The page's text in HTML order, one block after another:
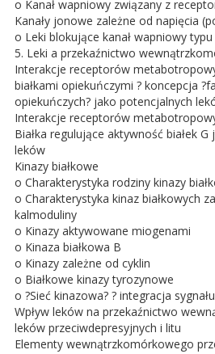
o Kanał wapniowy związany z
Kanały jonowe zależne od napięcia
o Leki blokujące kanał wapniowy typu
5. Leki a przekaźnictwo
Interakcje receptorów
białkami opiekuńczymi ? koncepcja
opiekuńczych? jako potencjalnych
Interakcje receptorów
Białka regulujące aktywność białek
leków
Kinazy białkowe
o Charakterystyka rodziny kinazy
o Charakterystyka kinaz białkowych
kalmoduliny
o Kinazy aktywowane miogenami
o Kinaza białkowa B
o Kinazy zależne od cyklin
o Białkowe kinazy tyrozynowe
o ?Sieć kinazowa? ? integracja
Wpływ leków na przekaźnictwo
leków przeciwdepresyjnych i litu
Elementy wewnątrzkomórkowego